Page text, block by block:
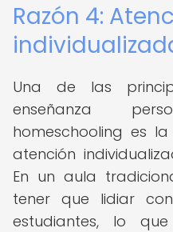
Razón 4:
Una de las
enseñanza
homeschooling es
atención
En un aula
tener que lidiar
estudiantes, lo